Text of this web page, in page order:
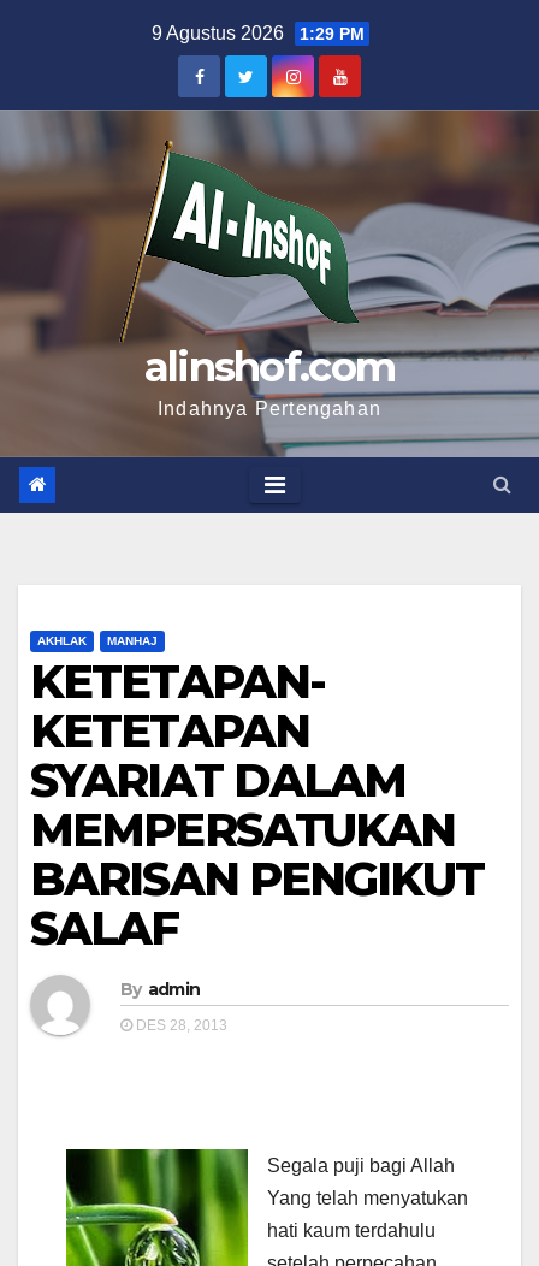
9 Agustus 2026 1:29 PM
alinshof.com
Indahnya Pertengahan
AKHLAK MANHAJ
KETETAPAN-
KETETAPAN
SYARIAT DALAM
MEMPERSATUKAN
BARISAN PENGIKUT
SALAF
By admin
DES 28, 2013
Segala puji bagi Allah
Yang telah menyatukan
hati kaum terdahulu